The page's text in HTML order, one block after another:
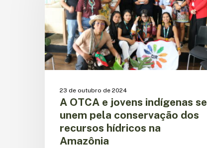
indígenas
unem
pela
conservação
dos
recursos
Amazônia
23 de outubro de 2024
A OTCA e jovens indígenas se
unem pela conservação dos
recursos hídricos na
Amazônia